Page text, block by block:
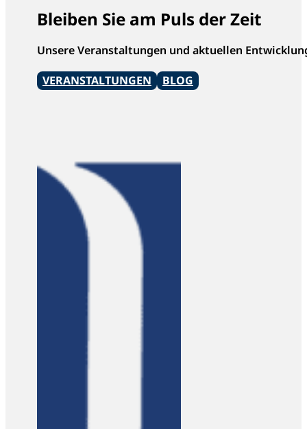
Bleiben Sie am Puls der Zeit
Unsere Veranstaltungen und aktuellen
VERANSTALTUNGEN
BLOG